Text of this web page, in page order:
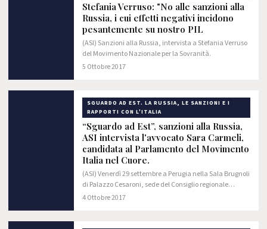
Stefania Verruso: "No alle sanzioni alla
Russia, i cui effetti negativi incidono
pesantemente su nostro PIL
(ASI) Sanzioni alla Russia, intervista a Stefania Verruso
del Movimento Nazionale per la Sovranità.
5 Ottobre 2017
SGUARDO AD EST. LA RUSSIA, LE SANZIONI E I
RAPPORTI CON L'ITALIA
“Sguardo ad Est”, sanzioni alla Russia,
ASI intervista l'avvocato Sara Carmeli,
candidata al Parlamento del Movimento
Italia nel Cuore.
(ASI) Venerdì 29 settembre a Perugia nella Sala Brugnoli
di Palazzo Cesaroni, sede del Consiglio regionale
dell’Umbria, si è svolto il convegno “Sguardo ad Est. La
4 Ottobre 2017